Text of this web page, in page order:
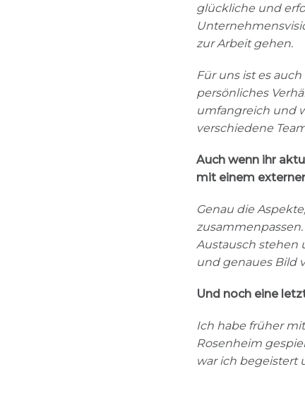
glückliche und
zur Arbeit gehen.
Für uns ist es
persönliches
umfangreich und
verschiedene
Auch wenn ihr
mit einem
Genau die
Austausch stehen
und genaues Bild
Und noch eine
Ich habe früher
Rosenheim
war ich begeistert